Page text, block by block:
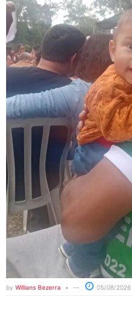
by Willians Bezerra 05/08/2026